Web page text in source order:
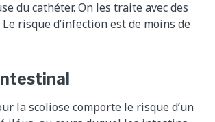
du cathéter. On les traite avec des
risque d’infection est de moins de
la scoliose comporte le risque d’un